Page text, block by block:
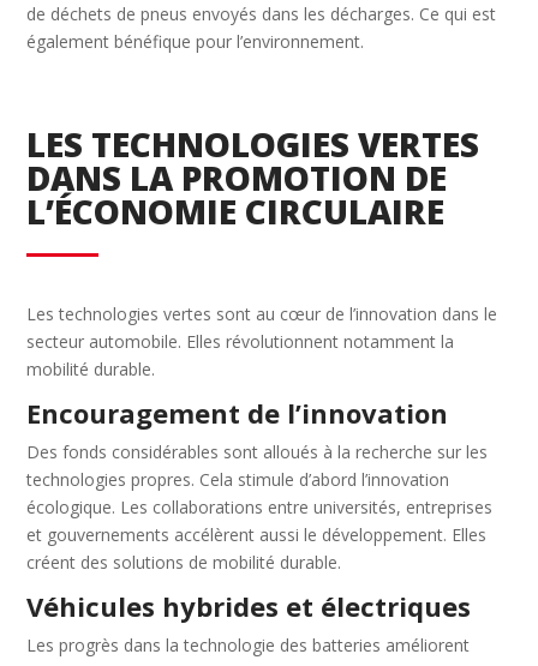
de déchets de pneus envoyés dans les décharges. Ce qui est
également bénéfique pour l’environnement.
LES TECHNOLOGIES VERTES
DANS LA PROMOTION DE
L’ÉCONOMIE CIRCULAIRE
Les technologies vertes sont au cœur de l’innovation dans le
secteur automobile. Elles révolutionnent notamment la
mobilité durable.
Encouragement de l’innovation
Des fonds considérables sont alloués à la recherche sur les
technologies propres. Cela stimule d’abord l’innovation
écologique. Les collaborations entre universités, entreprises
et gouvernements accélèrent aussi le développement. Elles
créent des solutions de mobilité durable.
Véhicules hybrides et électriques
Les progrès dans la technologie des batteries améliorent